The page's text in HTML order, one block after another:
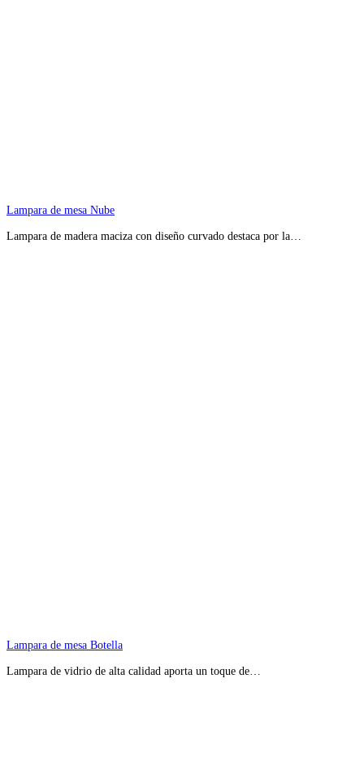
Lampara de mesa Nube
Lampara de madera maciza con diseño curvado destaca por la…
Lampara de mesa Botella
Lampara de vidrio de alta calidad aporta un toque de…